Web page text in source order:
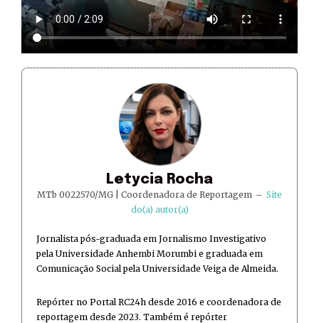
Letycia Rocha
MTb 0022570/MG | Coordenadora de Reportagem – Site
do(a) autor(a)
Jornalista pós-graduada em Jornalismo Investigativo
pela Universidade Anhembi Morumbi e graduada em
Comunicação Social pela Universidade Veiga de Almeida.
Repórter no Portal RC24h desde 2016 e coordenadora de
reportagem desde 2023. Também é repórter